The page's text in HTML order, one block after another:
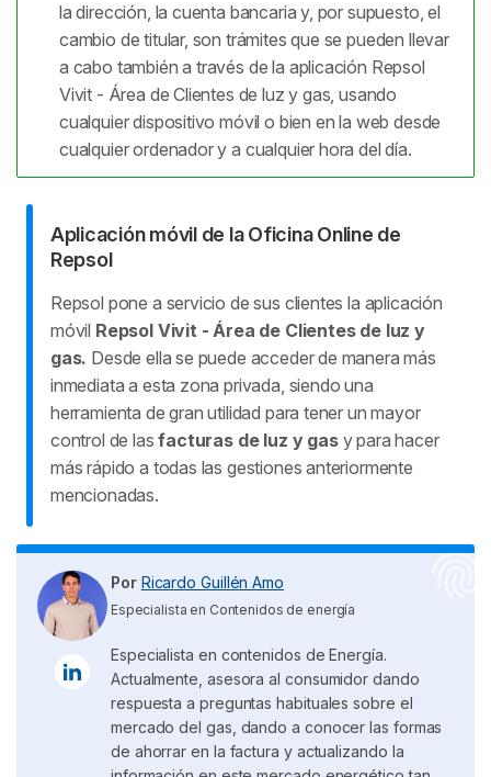
la dirección, la cuenta bancaria y, por supuesto, el
cambio de titular, son trámites que se pueden llevar
a cabo también a través de la aplicación Repsol
Vivit - Área de Clientes de luz y gas, usando
cualquier dispositivo móvil o bien en la web desde
cualquier ordenador y a cualquier hora del día.
Aplicación móvil de la Oficina Online de
Repsol
Repsol pone a servicio de sus clientes la aplicación
móvil Repsol Vivit - Área de Clientes de luz y
gas. Desde ella se puede acceder de manera más
inmediata a esta zona privada, siendo una
herramienta de gran utilidad para tener un mayor
control de lasfacturas de luz y gasy para hacer
más rápido a todas las gestiones anteriormente
mencionadas.
Por Ricardo Guillén Amo
Especialista en Contenidos de energía
Especialista en contenidos de Energía.
Actualmente, asesora al consumidor dando
respuesta a preguntas habituales sobre el
mercado del gas, dando a conocer las formas
de ahorrar en la factura y actualizando la